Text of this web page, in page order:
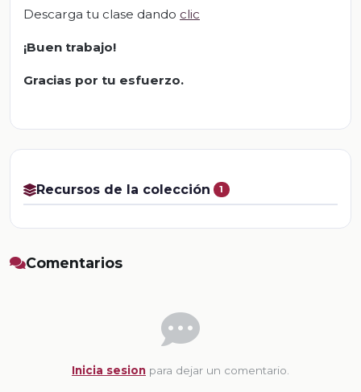
Descarga tu clase dando clic
¡Buen trabajo!
Gracias por tu esfuerzo.
Recursos de la colección 1
Comentarios
Inicia sesion para dejar un comentario.